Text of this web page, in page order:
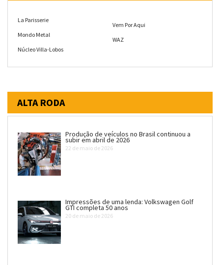
La Parisserie
Mondo Metal
Núcleo Villa-Lobos
Vem Por Aqui
WAZ
ALTA RODA
Produção de veículos no Brasil continuou a
subir em abril de 2026
22 de maio de 2026
Impressões de uma lenda: Volkswagen Golf
GTI completa 50 anos
20 de maio de 2026